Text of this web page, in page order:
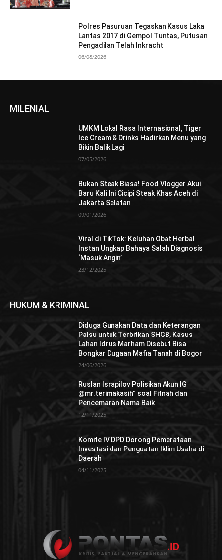
Polres Pasuruan Tegaskan Kasus Laka
Lantas 2017 di Gempol Tuntas, Putusan
Pengadilan Telah Inkracht
06/08/2026
MILENIAL
UMKM Lokal Rasa Internasional, Tiger
Ice Cream & Drinks Hadirkan Menu yang
Bikin Balik Lagi
07/05/2026
Bukan Steak Biasa! Food Vlogger Akui
Baru Kali Ini Cicipi Steak Khas Aceh di
Jakarta Selatan
09/01/2026
Viral di TikTok: Keluhan Obat Herbal
Instan Ungkap Bahaya Salah Diagnosis
‘Masuk Angin’
23/12/2025
HUKUM & KRIMINAL
Diduga Gunakan Data dan Keterangan
Palsu untuk Terbitkan SHGB, Kasus
Lahan Idrus Marham Disebut Bisa
Bongkar Dugaan Mafia Tanah di Bogor
24/06/2026
Ruslan Israpilov Polisikan Akun IG
@mr.terimakasih” soal Fitnah dan
Pencemaran Nama Baik
12/11/2025
Komite IV DPD Dorong Pemerataan
Investasi dan Penguatan Iklim Usaha di
Daerah
04/11/2025